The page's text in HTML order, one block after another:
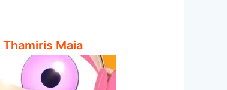
Thamiris Maia